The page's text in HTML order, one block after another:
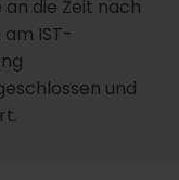
die Zeit nach
IST-
und